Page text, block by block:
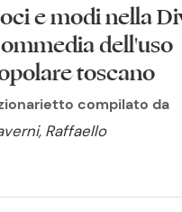
e modi nella
dell'uso
toscano
compilato da
Raffaello